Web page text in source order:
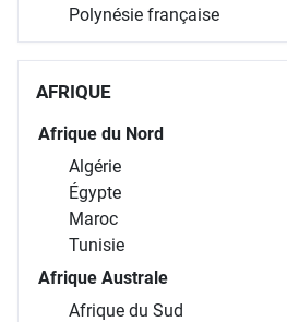
Polynésie française
AFRIQUE
Afrique du Nord
Algérie
Égypte
Maroc
Tunisie
Afrique Australe
Afrique du Sud